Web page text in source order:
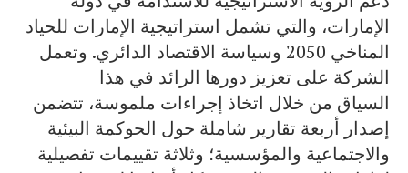
الإمارات، والتي تشمل استراتيجية الإمارات للحياد
المناخي 2050 وسياسة الاقتصاد الدائري. وتعمل
الشركة على تعزيز دورها الرائد في هذا
السياق من خلال اتخاذ إجراءات ملموسة، تتضمن
إصدار أربعة تقارير شاملة حول الحوكمة البيئية
والاجتماعية والمؤسسية؛ وثلاثة تقييمات تفصيلية